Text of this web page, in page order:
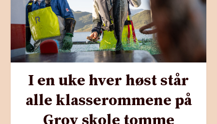
I en uke hver høst står
alle klasserommene på